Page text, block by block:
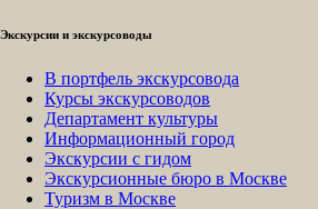
Экскурсии и экскурсоводы
В портфель экскурсовода
Курсы экскурсоводов
Департамент культуры
Информационный город
Экскурсии с гидом
Экскурсионные бюро в Москве
Туризм в Москве